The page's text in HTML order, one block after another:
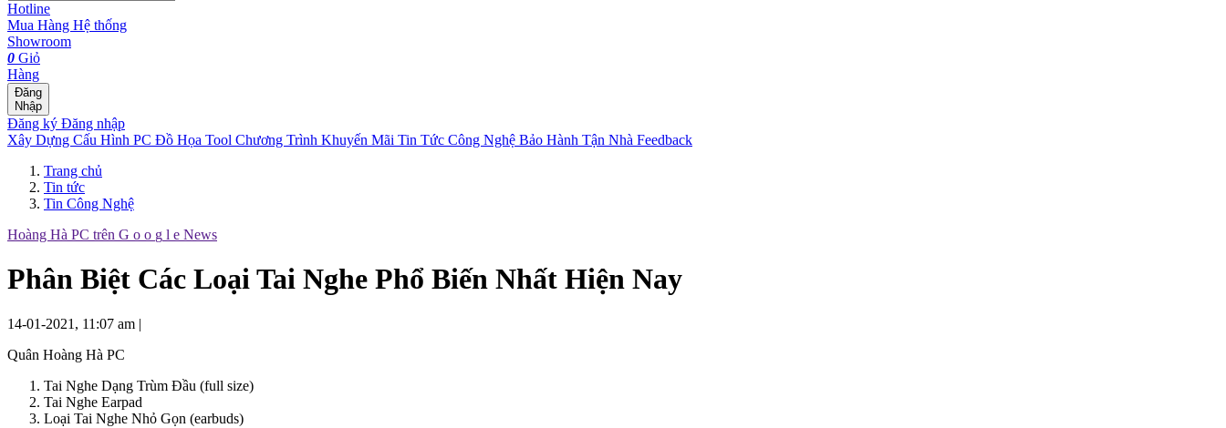
Hotline
Mua Hàng Hệ thống
Showroom
0 Giỏ
Hàng
Đăng
Nhập
Đăng ký Đăng nhập
Xây Dựng Cấu Hình PC Đồ Họa Tool Chương Trình Khuyến Mãi Tin Tức Công Nghệ Bảo Hành Tận Nhà Feedback
Trang chủ
Tin tức
Tin Công Nghệ
Hoàng Hà PC trên G o o g l e News
Phân Biệt Các Loại Tai Nghe Phổ Biến Nhất Hiện Nay
14-01-2021, 11:07 am |
Quân Hoàng Hà PC
Tai Nghe Dạng Trùm Đầu (full size)
Tai Nghe Earpad
Loại Tai Nghe Nhỏ Gọn (earbuds)